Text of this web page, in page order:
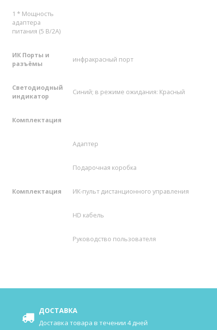
1 * Мощность
адаптера
питания (5 В/2A)
ИК Порты и
разъёмы
инфракрасный порт
Светодиодный
индикатор
Синий; в режиме ожидания: Красный
Комплектация
Комплектация
Адаптер
Подарочная коробка
ИК-пульт дистанционного управления
HD кабель
Руководство пользователя
ДОСТАВКА
Доставка товара в течении 4 дней